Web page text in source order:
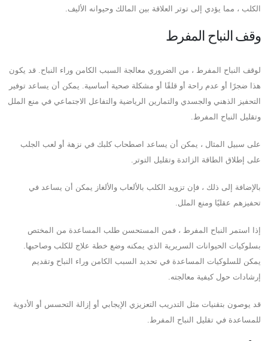
الكلب ، مما يؤدي إلى توتر العلاقة بين المالك وحيوانه الأليف.
وقف النباح المفرط
لوقف النباح المفرط ، من الضروري معالجة السبب الكامن وراء النباح. قد يكون
هذا ضجرًا أو عدم راحة أو قلقًا أو مشكلة صحية أساسية. يمكن أن يساعد توفير
التحفيز الذهني والجسدي والتمارين الرياضية والتفاعل الاجتماعي في منع الملل
وتقليل النباح المفرط.
على سبيل المثال ، يمكن أن يساعد اصطحاب كلبك في نزهة أو لعب الجلب
على إطلاق الطاقة الزائدة وتقليل التوتر.
بالإضافة إلى ذلك ، فإن تزويد الكلب بالألعاب والألغاز يمكن أن يساعد في
تحفيزهم عقليًا ومنع الملل.
إذا استمر النباح المفرط ، فمن المستحسن طلب المساعدة من المختص
بسلوكيات الحيوانات السريرية الذي يمكنه وضع خطة علاج للكلب وصاحبها.
يمكن للسلوكيات المساعدة في تحديد السبب الكامن وراء النباح وتقديم
إرشادات حول كيفية معالجته.
قد يوصون بتقنيات مثل التدريب التعزيزي الإيجابي أو إزالة التحسس أو الأدوية
للمساعدة في تقليل النباح المفرط.